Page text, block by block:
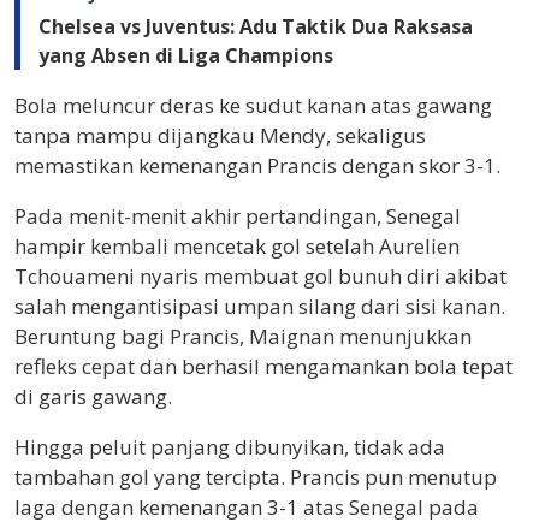
Chelsea vs Juventus: Adu Taktik Dua Raksasa
yang Absen di Liga Champions
Bola meluncur deras ke sudut kanan atas gawang
tanpa mampu dijangkau Mendy, sekaligus
memastikan kemenangan Prancis dengan skor 3-1.
Pada menit-menit akhir pertandingan, Senegal
hampir kembali mencetak gol setelah Aurelien
Tchouameni nyaris membuat gol bunuh diri akibat
salah mengantisipasi umpan silang dari sisi kanan.
Beruntung bagi Prancis, Maignan menunjukkan
refleks cepat dan berhasil mengamankan bola tepat
di garis gawang.
Hingga peluit panjang dibunyikan, tidak ada
tambahan gol yang tercipta. Prancis pun menutup
laga dengan kemenangan 3-1 atas Senegal pada